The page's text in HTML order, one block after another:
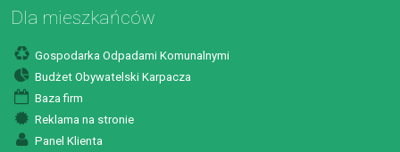
Dla mieszkańców
Gospodarka Odpadami Komunalnymi
Budżet Obywatelski Karpacza
Baza firm
Reklama na stronie
Panel Klienta